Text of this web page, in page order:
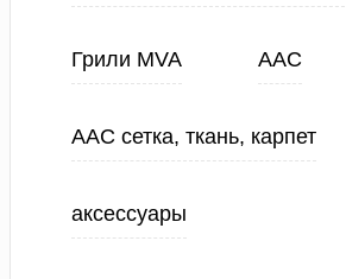
Грили MVA ААС
ААС сетка, ткань, карпет
аксессуары